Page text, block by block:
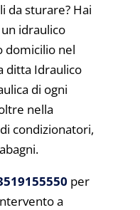
da sturare? Hai
idraulico
domicilio nel
ditta Idraulico
di ogni
nella
condizionatori,
per
a